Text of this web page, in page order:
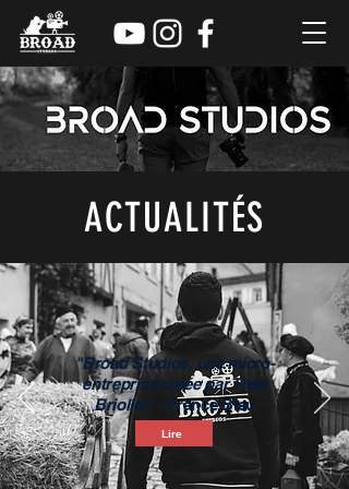
ACTUALITÉS
"Broad Studios, une micro-
entreprise créée parThéo
Briollet"- France Bleu
Lire